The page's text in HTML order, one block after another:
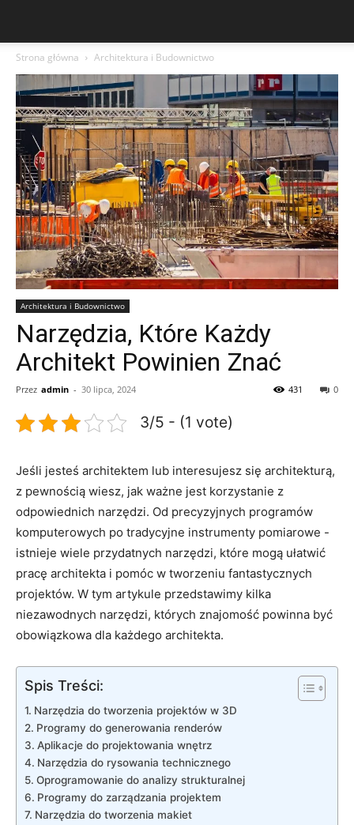
Strona główna Architektura i Budownictwo
Architektura i Budownictwo
Narzędzia, Które Każdy
Architekt Powinien Znać
Przez admin - 30 lipca, 2024 0
431
3/5 - (1 vote)
Jeśli jesteś architektem ‍lub interesujesz‍ się architekturą,
z pewnością wiesz, jak ważne jest korzystanie z
odpowiednich narzędzi. Od precyzyjnych programów
komputerowych po tradycyjne instrumenty‌ pomiarowe ‍-
‌istnieje wiele przydatnych narzędzi, które mogą ułatwić
pracę ⁢architekta i pomóc⁤ w tworzeniu fantastycznych
projektów. W tym artykule przedstawimy ​kilka
‍niezawodnych narzędzi, ⁣których znajomość ⁤powinna‌ być
obowiązkowa dla każdego architekta.
Spis Treści:
Narzędzia do tworzenia projektów w 3D
Programy do generowania renderów
Aplikacje ‍do projektowania wnętrz
Narzędzia do ‍rysowania⁤ technicznego
Oprogramowanie do ⁢analizy strukturalnej
Programy do zarządzania projektem
Narzędzia do tworzenia makiet